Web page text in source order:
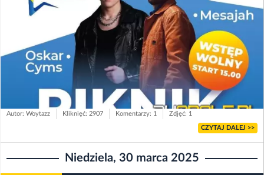
Autor: Woytazz Kliknięć: 2907 Komentarzy: 1 Zdjęć: 1
CZYTAJ DALEJ >>
Niedziela, 30 marca 2025